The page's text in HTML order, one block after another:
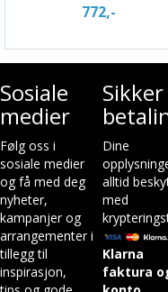
772,-
Sosiale
medier
Følg oss i
sosiale medier
og få med deg
nyheter,
kampanjer og
arrangementer i
tillegg til
inspirasjon,
Sikker
Dine
alltid
med
Klarna
faktura